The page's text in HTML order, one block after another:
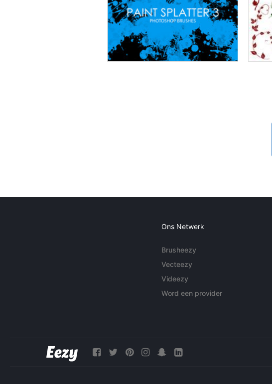
Ons Netwerk
Brusheezy
Vecteezy
Videezy
Word een provider